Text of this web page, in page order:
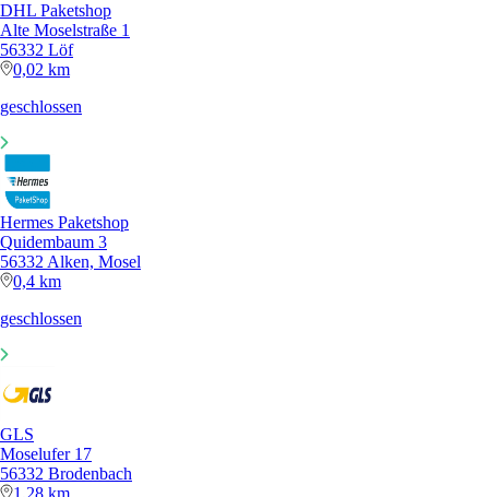
DHL Paketshop
Alte Moselstraße 1
56332 Löf
0,02 km
geschlossen
Hermes Paketshop
Quidembaum 3
56332 Alken, Mosel
0,4 km
geschlossen
GLS
Moselufer 17
56332 Brodenbach
1,28 km